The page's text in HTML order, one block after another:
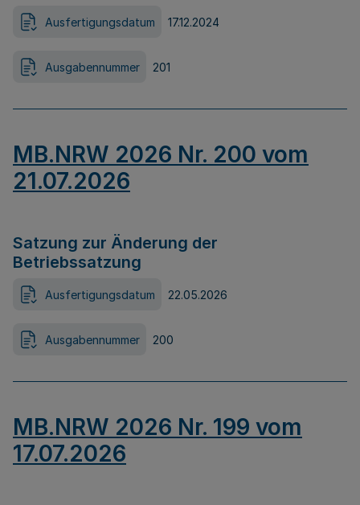
Ausfertigungsdatum 17.12.2024
Ausgabennummer 201
MB.NRW 2026 Nr. 200 vom
21.07.2026
Satzung zur Änderung der
Betriebssatzung
Ausfertigungsdatum 22.05.2026
Ausgabennummer 200
MB.NRW 2026 Nr. 199 vom
17.07.2026